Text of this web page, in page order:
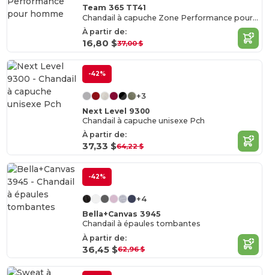
Team 365 TT41
Chandail à capuche Zone Performance pour homme
À partir de:
16,80 $37,00 $
-42%
+3
Next Level 9300
Chandail à capuche unisexe Pch
À partir de:
37,33 $64,22 $
-42%
+4
Bella+Canvas 3945
Chandail à épaules tombantes
À partir de:
36,45 $62,96 $